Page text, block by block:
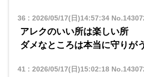
36 : 2026/05/17(日)14:57:34
アレクのいい所は楽しい所
ダメなところは本当に守りが
41 : 2026/05/17(日)15:02:18